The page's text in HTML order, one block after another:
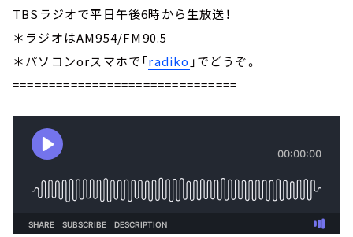
TBSラジオで平日午後6時から生放送！
＊ラジオはAM954/FM90.5
＊パソコンorスマホで「radiko 」でどうぞ。
===============================